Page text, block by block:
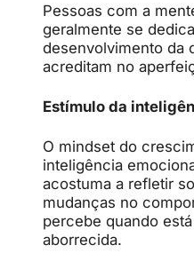
Pessoas com a
geralmente se
desenvolvimento da
acreditam no
Estímulo da
O mindset do
inteligência
acostuma a refletir
mudanças no
percebe quando
aborrecida.